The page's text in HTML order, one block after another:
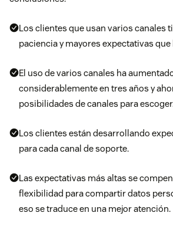
Los clientes que usan varios canales
paciencia y mayores expectativas
El uso de varios canales ha
considerablemente en tres años y
posibilidades de canales para
Los clientes están desarrollando
para cada canal de soporte.
Las expectativas más altas se
flexibilidad para compartir datos
eso se traduce en una mejor atención.